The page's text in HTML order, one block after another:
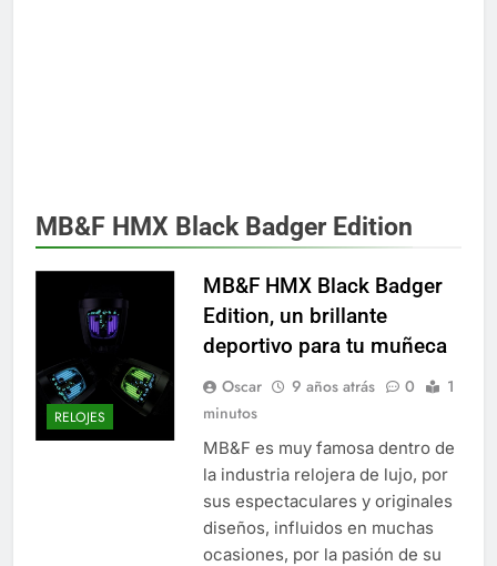
MB&F HMX Black Badger Edition
RELOJES
MB&F HMX Black Badger
Edition, un brillante
deportivo para tu muñeca
Oscar 9 años atrás 0
1
minutos
MB&F es muy famosa dentro de
la industria relojera de lujo, por
sus espectaculares y originales
diseños, influidos en muchas
ocasiones, por la pasión de su